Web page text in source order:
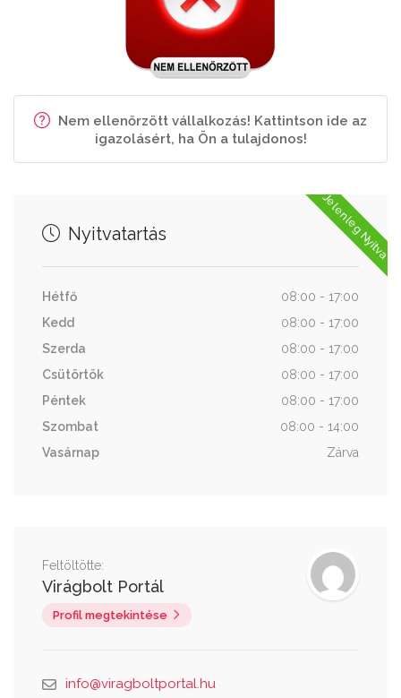
Nem ellenőrzött vállalkozás! Kattintson ide az
igazolásért, ha Ön a tulajdonos!
Jelenleg Nyitva
Nyitvatartás
Hétfő
08:00 - 17:00
Kedd
08:00 - 17:00
Szerda
08:00 - 17:00
Csütörtök
08:00 - 17:00
Péntek
08:00 - 17:00
Szombat
08:00 - 14:00
Vasárnap
Zárva
Feltöltötte:
Virágbolt Portál
Profil megtekintése
info@viragboltportal.hu